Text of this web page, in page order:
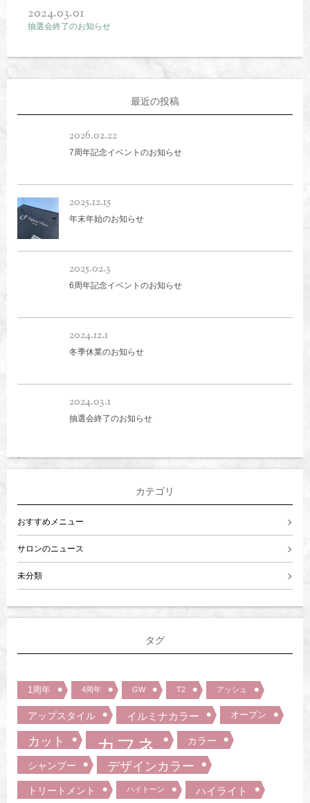
2024.03.01
抽選会終了のお知らせ
最近の投稿
2026.02.22
7周年記念イベントのお知らせ
2025.12.15
年末年始のお知らせ
2025.02.3
6周年記念イベントのお知らせ
2024.12.1
冬季休業のお知らせ
2024.03.1
抽選会終了のお知らせ
カテゴリ
おすすめメニュー
サロンのニュース
未分類
タグ
1周年 4周年 GW T2 アッシュ
アップスタイル イルミナカラー オープン
カット カフネ カラー
シャンプー デザインカラー
トリートメント ハイトーン ハイライト